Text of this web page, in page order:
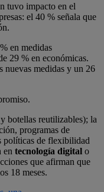
tuvo impacto en el
el 40 % señala que
en medidas
29 % en económicas.
nuevas medidas y un 26
botellas reutilizables); la
programas de
políticas de flexibilidad
en tecnología digital o
que afirman que
18 meses.